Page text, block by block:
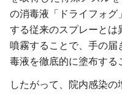
の消毒液「ドライフォ
する従来のスプレーとは
噴霧することで、手の届
毒液を徹底的に塗布する
したがって、院内感染